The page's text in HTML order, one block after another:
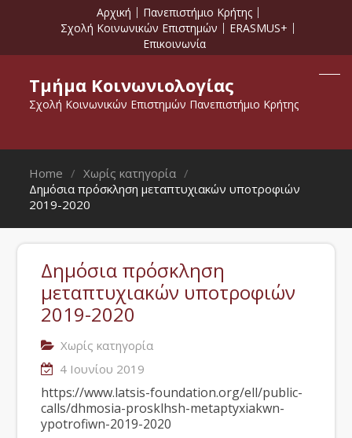
Αρχική
Πανεπιστήμιο Κρήτης
Σχολή Κοινωνικών Επιστημών
ERASMUS+
Επικοινωνία
Τμήμα Κοινωνιολογίας
Σχολή Κοινωνικών Επιστημών Πανεπιστήμιο Κρήτης
Home
Χωρίς κατηγορία
Δημόσια πρόσκληση μεταπτυχιακών υποτροφιών
2019-2020
Δημόσια πρόσκληση
μεταπτυχιακών υποτροφιών
2019-2020
Χωρίς κατηγορία
4 Ιουνίου 2019
https://www.latsis-foundation.org/ell/public-
calls/dhmosia-prosklhsh-metaptyxiakwn-
ypotrofiwn-2019-2020